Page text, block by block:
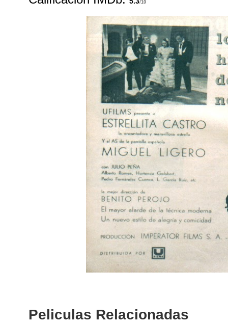
/10
Peliculas Relacionadas